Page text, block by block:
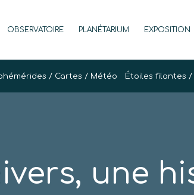
de Touraine
sur notre univers
OBSERVATOIRE PLANÉTARIUM EXPOSITION
/ Cartes / Météo Étoiles filantes
une